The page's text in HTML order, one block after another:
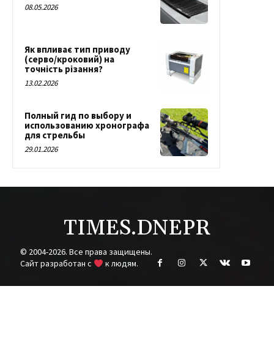
08.05.2026
Як впливає тип приводу
(серво/кроковий) на
точність різання?
13.02.2026
Полный гид по выбору и
использованию хронографа
для стрельбы
29.01.2026
TIMES.DNEPR
© 2004-2026. Все права защищены.
Cайт разработан с
к людям.